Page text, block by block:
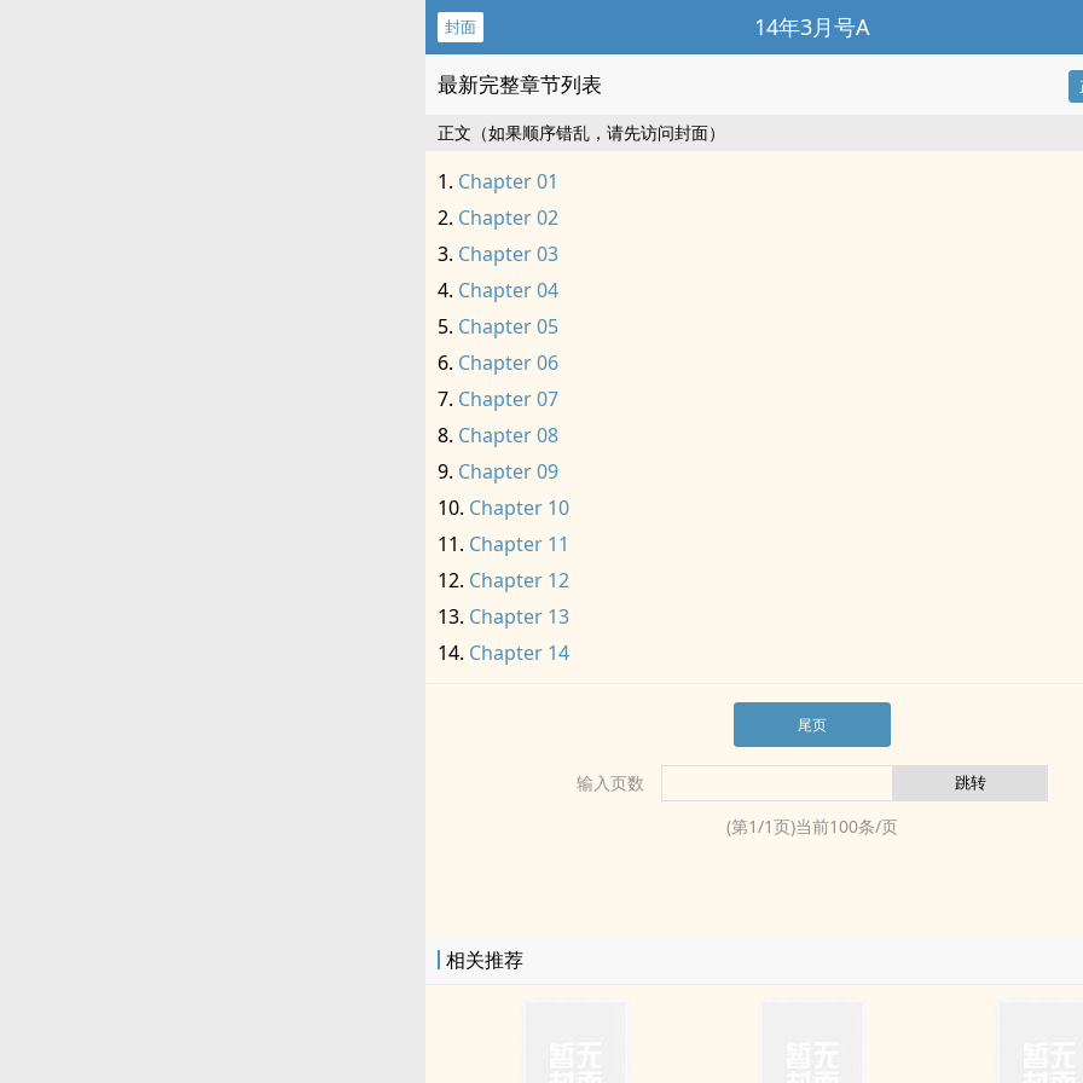
封面 14年3月号A
最新完整章节列表
正文（如果顺序错乱，请先访问封面）
Chapter 01
Chapter 02
Chapter 03
Chapter 04
Chapter 05
Chapter 06
Chapter 07
Chapter 08
Chapter 09
Chapter 10
Chapter 11
Chapter 12
Chapter 13
Chapter 14
尾页
输入页数
(第1/1页)当前100条/页
相关推荐